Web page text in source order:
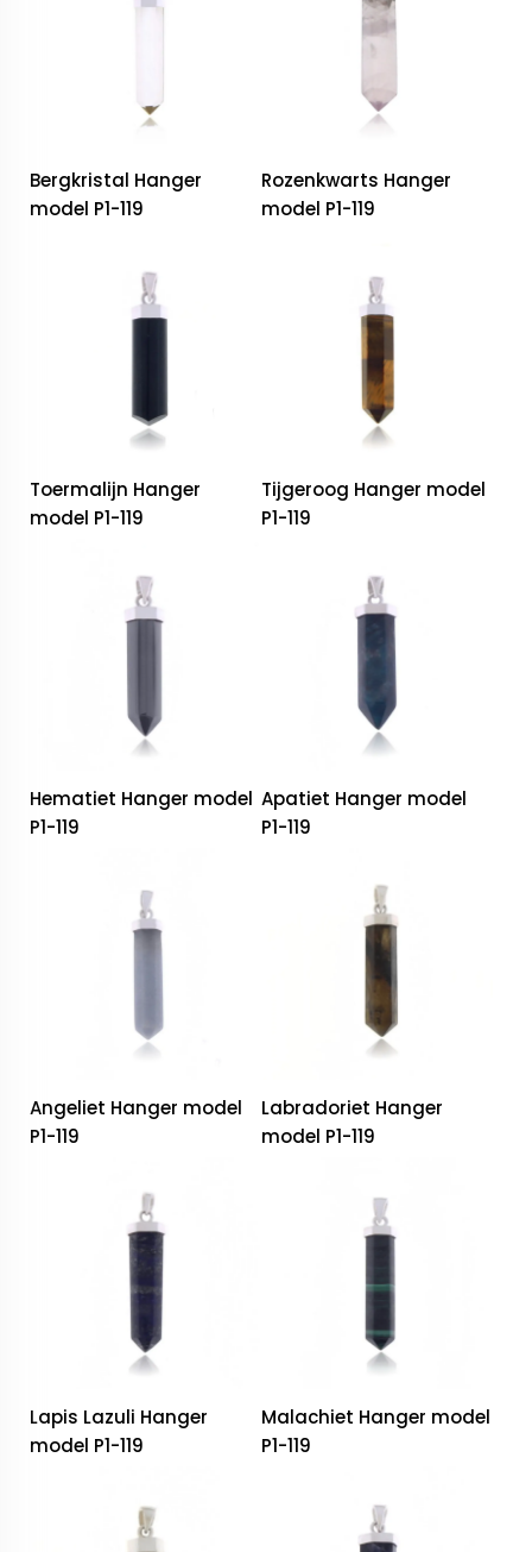
Bergkristal Hanger
model P1-119
Rozenkwarts Hanger
model P1-119
Toermalijn Hanger
model P1-119
Tijgeroog Hanger model
P1-119
Hematiet Hanger model
P1-119
Apatiet Hanger model
P1-119
Angeliet Hanger model
P1-119
Labradoriet Hanger
model P1-119
Lapis Lazuli Hanger
model P1-119
Malachiet Hanger model
P1-119